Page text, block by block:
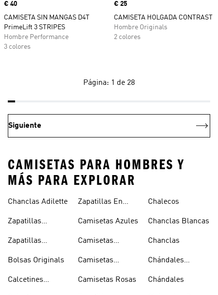
Precio
€ 40
CAMISETA SIN MANGAS D4T
PrimeLift 3 STRIPES
Hombre Performance
3 colores
Precio
€ 25
CAMISETA HOLGADA CONTRAST
Hombre Originals
2 colores
Página: 1 de 28
Siguiente
CAMISETAS PARA HOMBRES Y
MÁS PARA EXPLORAR
Chanclas Adilette
Zapatillas
Zapatillas
Blancas
Bolsas Originals
Calcetines
Zapatillas En
Camisetas Azules
Camisetas
Camisetas
Camisetas Rosas
Chalecos
Chanclas Blancas
Chanclas
Chándales
Chándales